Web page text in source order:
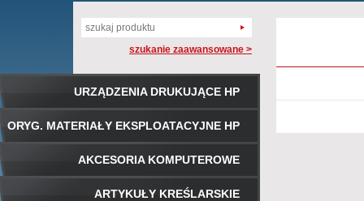
szukanie zaawansowane >
URZĄDZENIA DRUKUJĄCE HP
ORYG. MATERIAŁY EKSPLOATACYJNE HP
AKCESORIA KOMPUTEROWE
ARTYKUŁY KREŚLARSKIE